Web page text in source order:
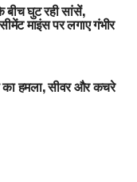
बीच घुट रही सांसें,
माइंस पर लगाए गंभीर
का हमला, सीवर और कचरे